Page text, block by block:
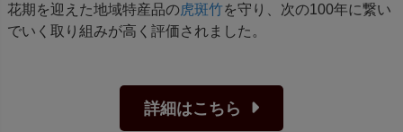
花期を迎えた地域特産品の虎斑竹を守り、次の100年に繋い
でいく取り組みが高く評価されました。
詳細はこちら